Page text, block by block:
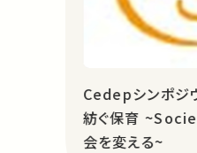
Cedepシンポジ
紡ぐ保育
会を変える~